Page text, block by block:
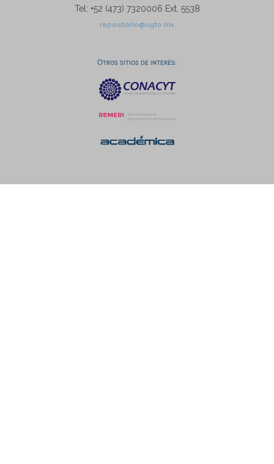
Tel: +52 (473) 7320006 Ext. 5538
repositorio@ugto.mx
Otros sitios de interés: